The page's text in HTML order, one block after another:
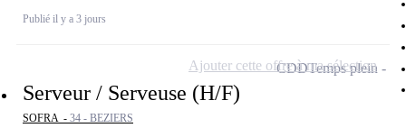
Publié il y a 3 jours
Serveur / Serveuse (H/F)
SOFRA - 34 - BEZIERS
CDDTemps plein
Ajouter cette offre à ma sélection